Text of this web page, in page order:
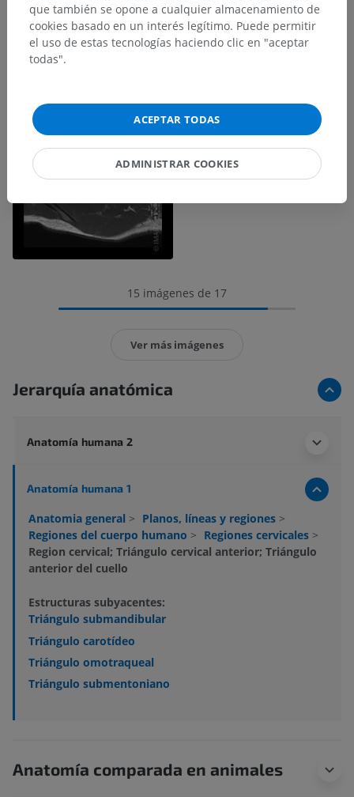
15 imágenes de 17
Ver más imágenes
Jerarquía anatómica
Anatomía humana 2
Anatomía humana 1
Anatomia general > Planos, líneas y regiones >
Regiones del cuerpo humano > Regiones cervicales >
Region cervical; Triángulo cervical anterior; Triángulo
anterior del cuello
Estructuras subyacentes:
Triángulo submandibular
Triángulo carotídeo
Triángulo omotraqueal
Triángulo submentoniano
Anatomía comparada en animales
que también se opone a cualquier almacenamiento de
cookies basado en un interés legítimo. Puede permitir
el uso de estas tecnologías haciendo clic en "aceptar
todas".
ACEPTAR TODAS
ADMINISTRAR COOKIES